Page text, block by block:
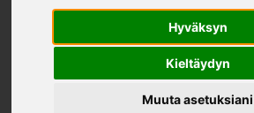
Hyväksyn
Kieltäydyn
Muuta asetuksiani